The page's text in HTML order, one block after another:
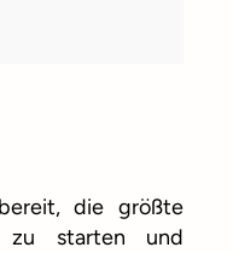
die größte
zu starten und